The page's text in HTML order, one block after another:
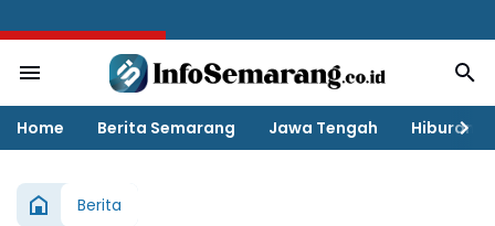
BREAKING NEWS
Home Berita Semarang Jawa Tengah Hiburan
Berita